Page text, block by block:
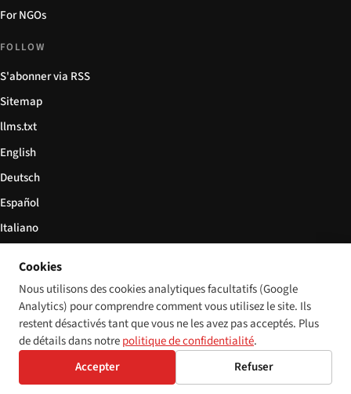
For NGOs
FOLLOW
S'abonner via RSS
Sitemap
llms.txt
English
Deutsch
Español
Italiano
© 2026 Disability World. Tous droits réservés. Cookie settings
DeutschEspañol 简体中文Polski
NederlandsSvenskaDanskSuomi
Cookies
Nous utilisons des cookies analytiques facultatifs (Google
Analytics) pour comprendre comment vous utilisez le site. Ils
restent désactivés tant que vous ne les avez pas acceptés. Plus
de détails dans notrepolitique de confidentialité.
Accepter
Refuser